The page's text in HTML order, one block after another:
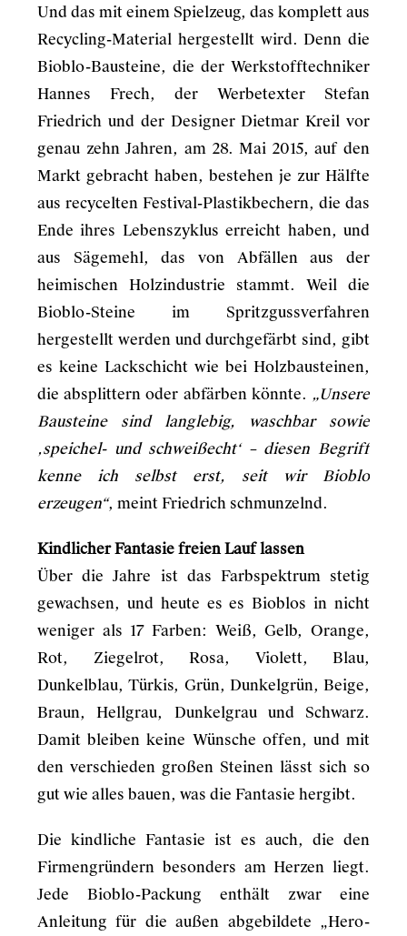
Und das mit einem Spielzeug, das komplett aus
Recycling-Material hergestellt wird. Denn die
Bioblo-Bausteine, die der Werkstofftechniker
Hannes Frech, der Werbetexter Stefan
Friedrich und der Designer Dietmar Kreil vor
genau zehn Jahren, am 28. Mai 2015, auf den
Markt gebracht haben, bestehen je zur Hälfte
aus recycelten Festival-Plastikbechern, die das
Ende ihres Lebenszyklus erreicht haben, und
aus Sägemehl, das von Abfällen aus der
heimischen Holzindustrie stammt. Weil die
Bioblo-Steine im Spritzgussverfahren
hergestellt werden und durchgefärbt sind, gibt
es keine Lackschicht wie bei Holzbausteinen,
die absplittern oder abfärben könnte. „Unsere
Bausteine sind langlebig, waschbar sowie
‚speichel- und schweißecht‘ – diesen Begriff
kenne ich selbst erst, seit wir Bioblo
erzeugen“, meint Friedrich schmunzelnd.
Kindlicher Fantasie freien Lauf lassen
Über die Jahre ist das Farbspektrum stetig
gewachsen, und heute es es Bioblos in nicht
weniger als 17 Farben: Weiß, Gelb, Orange,
Rot, Ziegelrot, Rosa, Violett, Blau,
Dunkelblau, Türkis, Grün, Dunkelgrün, Beige,
Braun, Hellgrau, Dunkelgrau und Schwarz.
Damit bleiben keine Wünsche offen, und mit
den verschieden großen Steinen lässt sich so
gut wie alles bauen, was die Fantasie hergibt.
Die kindliche Fantasie ist es auch, die den
Firmengründern besonders am Herzen liegt.
Jede Bioblo-Packung enthält zwar eine
Anleitung für die außen abgebildete „Hero-